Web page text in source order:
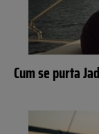
Cum se purta